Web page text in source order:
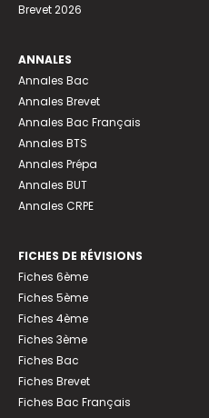
Brevet 2026
ANNALES
Annales Bac
Annales Brevet
Annales Bac Français
Annales BTS
Annales Prépa
Annales BUT
Annales CRPE
FICHES DE RÉVISIONS
Fiches 6ème
Fiches 5ème
Fiches 4ème
Fiches 3ème
Fiches Bac
Fiches Brevet
Fiches Bac Français